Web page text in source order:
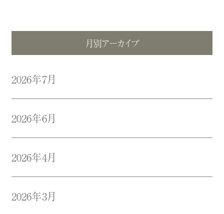
月別アーカイブ
2026年7月
2026年6月
2026年4月
2026年3月